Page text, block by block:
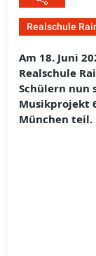
Realschule
Am 18. Juni
Realschule
Schülern nun
Musikprojekt
München teil.